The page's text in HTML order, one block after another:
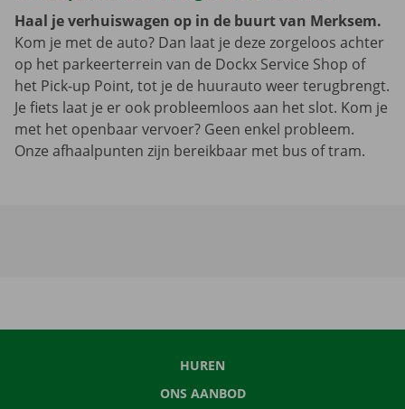
Haal je verhuiswagen op in de buurt van Merksem.
Kom je met de auto? Dan laat je deze zorgeloos achter
op het parkeerterrein van de Dockx Service Shop of
het Pick-up Point, tot je de huurauto weer terugbrengt.
Je fiets laat je er ook probleemloos aan het slot. Kom je
met het openbaar vervoer? Geen enkel probleem.
Onze afhaalpunten zijn bereikbaar met bus of tram.
HUREN
ONS AANBOD